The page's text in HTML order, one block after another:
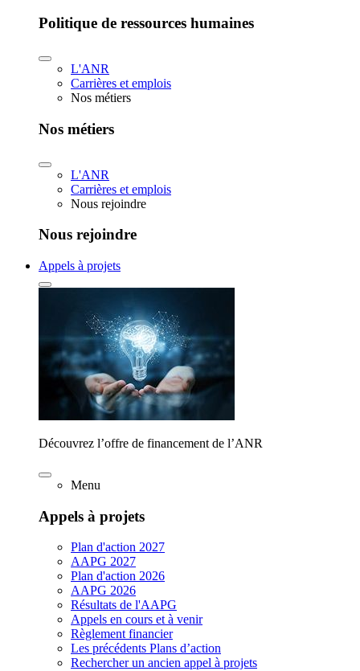
Politique de ressources humaines
L'ANR
Carrières et emplois
Nos métiers
Nos métiers
L'ANR
Carrières et emplois
Nous rejoindre
Nous rejoindre
Appels à projets
Découvrez l’offre de financement de l’ANR
Menu
Appels à projets
Plan d'action 2027
AAPG 2027
Plan d'action 2026
AAPG 2026
Résultats de l'AAPG
Appels en cours et à venir
Règlement financier
Les précédents Plans d’action
Rechercher un ancien appel à projets